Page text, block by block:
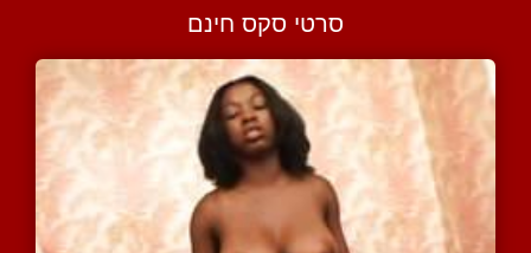
סרטי סקס חינם